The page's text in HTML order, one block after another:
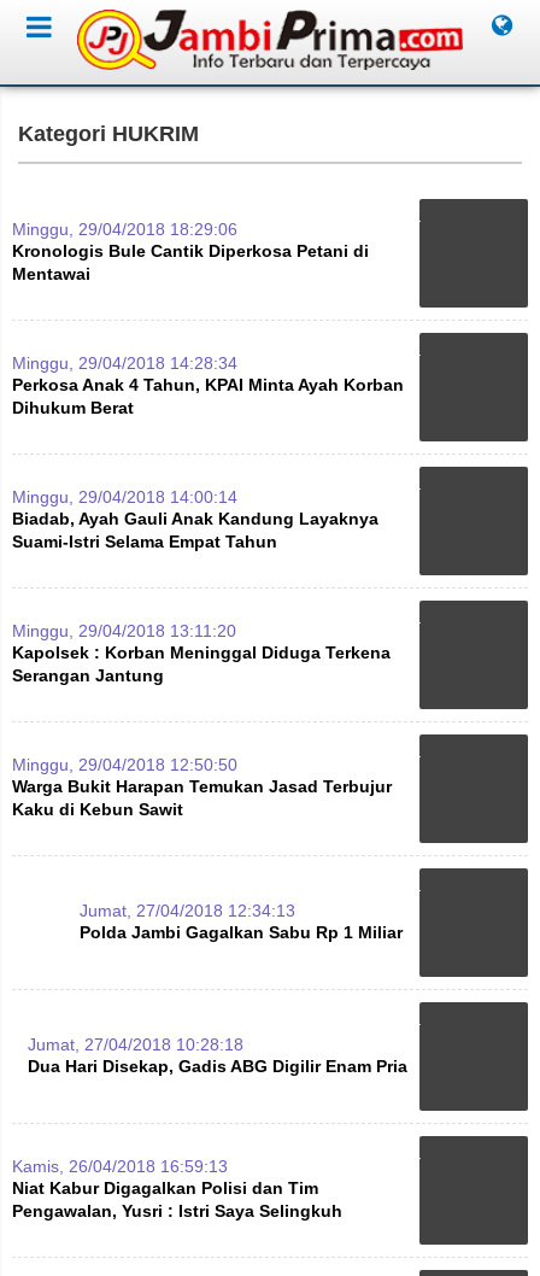
Kategori HUKRIM
Minggu, 29/04/2018 18:29:06
Kronologis Bule Cantik Diperkosa Petani di
Mentawai
Minggu, 29/04/2018 14:28:34
Perkosa Anak 4 Tahun, KPAI Minta Ayah Korban
Dihukum Berat
Minggu, 29/04/2018 14:00:14
Biadab, Ayah Gauli Anak Kandung Layaknya
Suami-Istri Selama Empat Tahun
Minggu, 29/04/2018 13:11:20
Kapolsek : Korban Meninggal Diduga Terkena
Serangan Jantung
Minggu, 29/04/2018 12:50:50
Warga Bukit Harapan Temukan Jasad Terbujur
Kaku di Kebun Sawit
Jumat, 27/04/2018 12:34:13
Polda Jambi Gagalkan Sabu Rp 1 Miliar
Jumat, 27/04/2018 10:28:18
Dua Hari Disekap, Gadis ABG Digilir Enam Pria
Kamis, 26/04/2018 16:59:13
Niat Kabur Digagalkan Polisi dan Tim
Pengawalan, Yusri : Istri Saya Selingkuh